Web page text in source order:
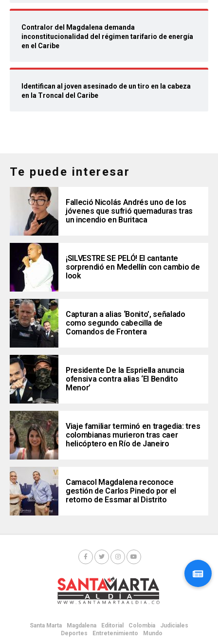
Contralor del Magdalena demanda
inconstitucionalidad del régimen tarifario de energía
en el Caribe
Identifican al joven asesinado de un tiro en la cabeza
en la Troncal del Caribe
Te puede interesar
Falleció Nicolás Andrés uno de los
jóvenes que sufrió quemaduras tras
un incendio en Buritaca
¡SILVESTRE SE PELÓ! El cantante
sorprendió en Medellín con cambio de
look
Capturan a alias ‘Bonito’, señalado
como segundo cabecilla de
Comandos de Frontera
Presidente De la Espriella anuncia
ofensiva contra alias ‘El Bendito
Menor’
Viaje familiar terminó en tragedia: tres
colombianas murieron tras caer
helicóptero en Río de Janeiro
Camacol Magdalena reconoce
gestión de Carlos Pinedo por el
retorno de Essmar al Distrito
Santa Marta Magdalena Editorial Colombia
Judiciales
Deportes
Entretenimiento Mundo